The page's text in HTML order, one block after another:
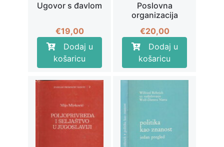
Ugovor s đavlom
€19,00
Dodaj u
košaricu
Poslovna
organizacija
€20,00
Dodaj u
košaricu